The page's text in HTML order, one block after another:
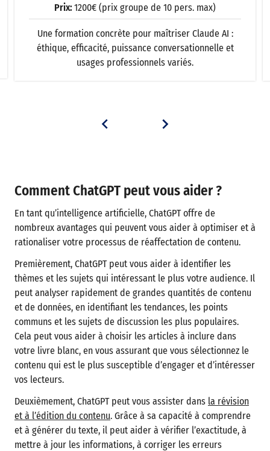
Prix: 1200€ (prix groupe de 10 pers. max)
Une formation concrète pour maîtriser Claude AI :
éthique, efficacité, puissance conversationnelle et
usages professionnels variés.
Comment ChatGPT peut vous aider ?
En tant qu’intelligence artificielle, ChatGPT offre de
nombreux avantages qui peuvent vous aider à optimiser et à
rationaliser votre processus de réaffectation de contenu.
Premièrement, ChatGPT peut vous aider à identifier les
thèmes et les sujets qui intéressant le plus votre audience. Il
peut analyser rapidement de grandes quantités de contenu
et de données, en identifiant les tendances, les points
communs et les sujets de discussion les plus populaires.
Cela peut vous aider à choisir les articles à inclure dans
votre livre blanc, en vous assurant que vous sélectionnez le
contenu qui est le plus susceptible d’engager et d’intéresser
vos lecteurs.
Deuxièmement, ChatGPT peut vous assister dans la révision
et à l’édition du contenu. Grâce à sa capacité à comprendre
et à générer du texte, il peut aider à vérifier l’exactitude, à
mettre à jour les informations, à corriger les erreurs